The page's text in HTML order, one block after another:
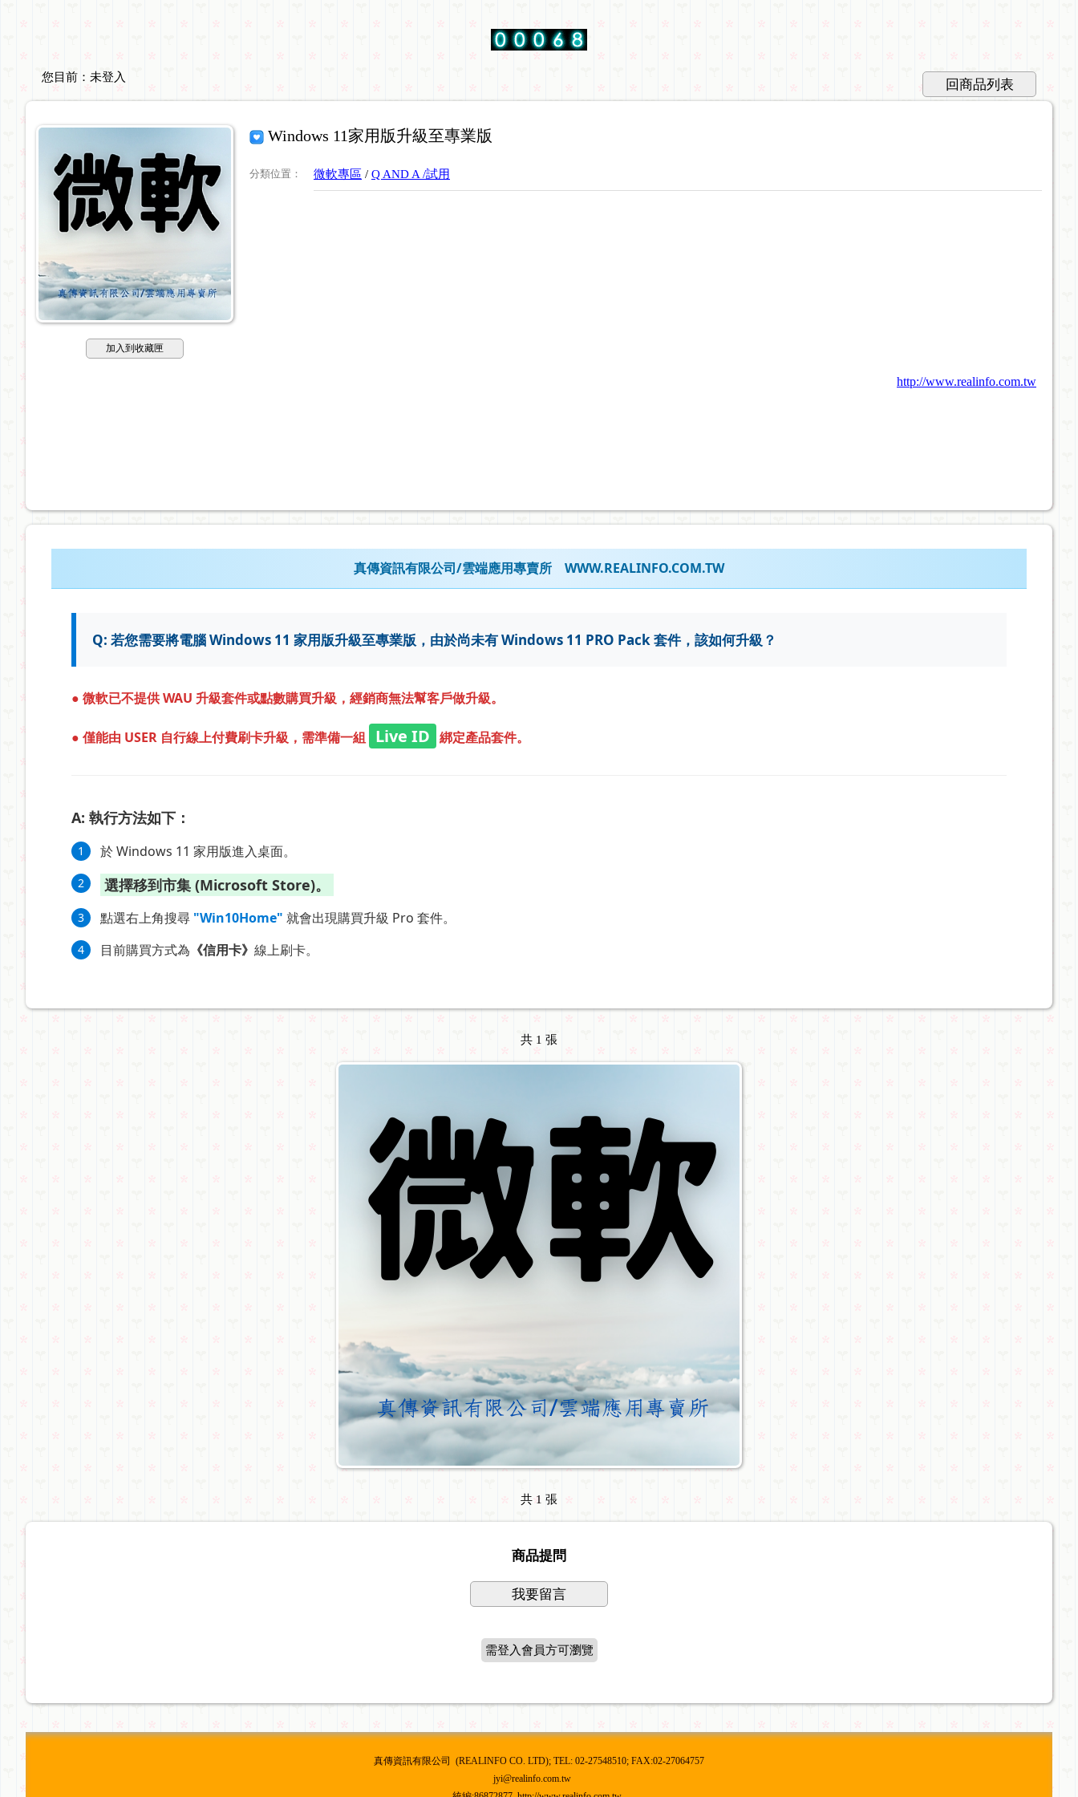
您目前： 未登入 回商品列表
加入到收藏匣
Windows 11家用版升級至專業版
分類位置 ： 微軟專區 / Q AND A /試用
http://www.realinfo.com.tw
真傳資訊有限公司/雲端應用專賣所 WWW.REALINFO.COM.TW
Q: 若您需要將電腦 Windows 11 家用版升級至專業版，由於尚未有 Windows 11 PRO Pack 套件，該如何升級？
● 微軟已不提供 WAU 升級套件或點數購買升級，經銷商無法幫客戶做升級。
● 僅能由 USER 自行線上付費刷卡升級，需準備一組 Live ID 綁定產品套件。
A: 執行方法如下：
1 於 Windows 11 家用版進入桌面。
2 選擇移到市集 (Microsoft Store)。
3 點選右上角搜尋 "Win10Home" 就會出現購買升級 Pro 套件。
4 目前購買方式為 《信用卡》 線上刷卡。
共 1 張
共 1 張
商品提問
我要留言
需登入會員方可瀏覽
真傳資訊有限公司 (REALINFO CO. LTD); TEL: 02-27548510; FAX:02-27064757
jyi@realinfo.com.tw